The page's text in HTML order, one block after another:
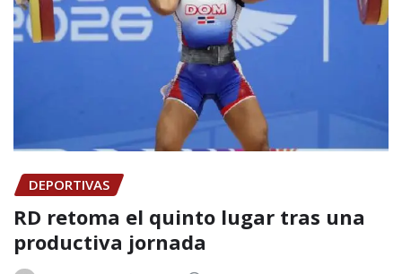
DEPORTIVAS
RD retoma el quinto lugar tras una
productiva jornada